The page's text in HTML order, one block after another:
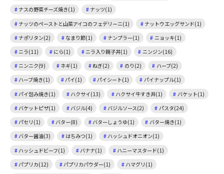
ナスの野菜チーズ焼き(1)
ナッツ(1)
ナッツのペーストと山菜アイコのフェデリーニ(1)
ナットウエッグサンド(1)
ナポリタン(2)
なまり節(1) ナンプラー(1)
ニョッキ(1)
ニラ(11)
にら(1) ニラ入り親子丼(1)
ニンジン(16)
ニンニク(9)
ネギ(1) ねぎ(2) のり(2)
ハーブ(2)
ハーブ焼き(1)
パイ(1) パイシート(1)
パイナップル(1)
パイ包み焼き(1)
ハクサイ(13) ハクサイ牛すき丼(1)
バケット(1)
バケットピザ(1)
バジル(4) バジルソース(2)
パスタ(24)
パセリ(1)
バター(8) バターしょうゆ(1)
バター焼き(1)
バター醤油(3)
はちみつ(1)
ハッシュドオニオン(1)
ハッシュドビーフ(1)
バナナ(1)
ハニーマスタード(1)
パプリカ(12)
パプリカパウダー(1)
ハマグリ(1)